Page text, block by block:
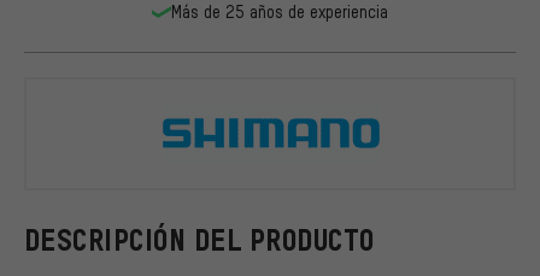
DESCRIPCIÓN DEL PRODUCTO
Más de 25 años de experiencia
Shimano